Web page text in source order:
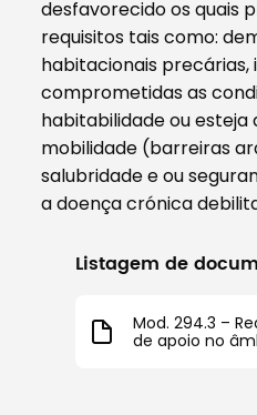
desfavorecido os quais
requisitos tais como:
habitacionais precárias,
comprometidas as
habitabilidade ou esteja
mobilidade (barreiras
salubridade e ou
a doença crónica
Listagem de
Mod. 294.3 –
de apoio no